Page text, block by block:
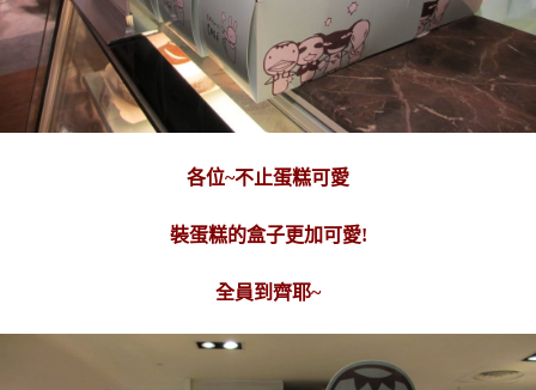
各位~不止蛋糕可愛
裝蛋糕的盒子更加可愛!
全員到齊耶~